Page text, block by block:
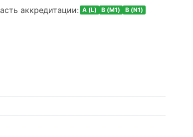
аккредитации: A (L) B (M1) B (N1)